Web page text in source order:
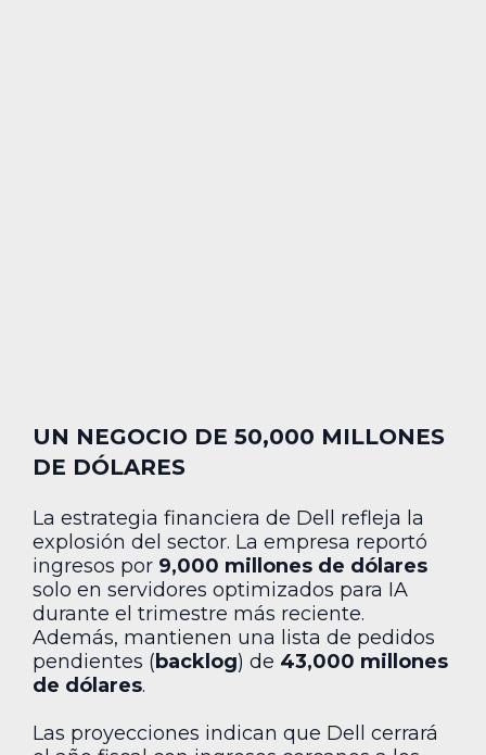
UN NEGOCIO DE 50,000 MILLONES
DE DÓLARES
La estrategia financiera de Dell refleja la
explosión del sector. La empresa reportó
ingresos por 9,000 millones de dólares
solo en servidores optimizados para IA
durante el trimestre más reciente.
Además, mantienen una lista de pedidos
pendientes (backlog) de 43,000 millones
de dólares.
Las proyecciones indican que Dell cerrará